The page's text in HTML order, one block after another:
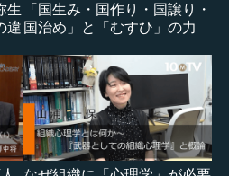
生
違
「国生み・国作り・国譲り・
国治め」と「むすひ」の力